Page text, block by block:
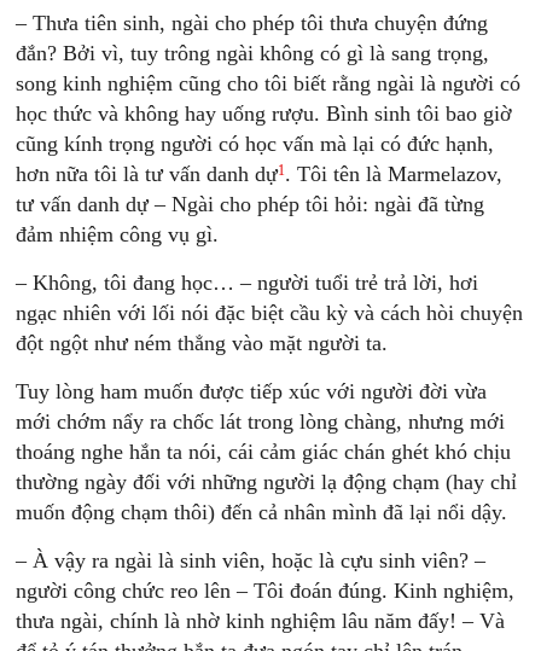
– Thưa tiên sinh, ngài cho phép tôi thưa chuyện đứng
đắn? Bởi vì, tuy trông ngài không có gì là sang trọng,
song kinh nghiệm cũng cho tôi biết rằng ngài là người có
học thức và không hay uống rượu. Bình sinh tôi bao giờ
cũng kính trọng người có học vấn mà lại có đức hạnh,
hơn nữa tôi là tư vấn danh dự1 . Tôi tên là Marmelazov,
tư vấn danh dự – Ngài cho phép tôi hỏi: ngài đã từng
đảm nhiệm công vụ gì.
– Không, tôi đang học… – người tuổi trẻ trả lời, hơi
ngạc nhiên với lối nói đặc biệt cầu kỳ và cách hòi chuyện
đột ngột như ném thẳng vào mặt người ta.
Tuy lòng ham muốn được tiếp xúc với người đời vừa
mới chớm nẩy ra chốc lát trong lòng chàng, nhưng mới
thoáng nghe hắn ta nói, cái cảm giác chán ghét khó chịu
thường ngày đối với những người lạ động chạm (hay chỉ
muốn động chạm thôi) đến cả nhân mình đã lại nổi dậy.
– À vậy ra ngài là sinh viên, hoặc là cựu sinh viên? –
người công chức reo lên – Tôi đoán đúng. Kinh nghiệm,
thưa ngài, chính là nhờ kinh nghiệm lâu năm đấy! – Và